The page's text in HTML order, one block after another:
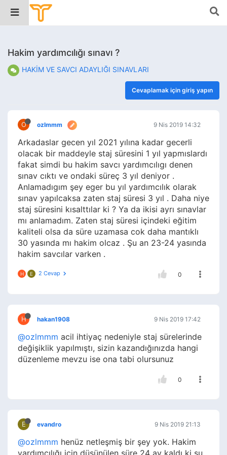
Hakim yardımcılığı sınavı ?
HAKİM VE SAVCI ADAYLIĞI SINAVLARI
Cevaplamak için giriş yapın
O ozlmmm 9 Nis 2019 14:32
Arkadaslar gecen yıl 2021 yılına kadar gecerli
olacak bir maddeyle staj süresini 1 yıl yapmıslardı
fakat simdi bu hakim savcı yardımcılıgı denen
sınav cıktı ve ondaki süreç 3 yıl deniyor .
Anlamadıgım şey eger bu yıl yardımcılık olarak
sınav yapılcaksa zaten staj süresi 3 yıl . Daha niye
staj süresini kısalttılar ki ? Ya da ikisi ayrı sınavlar
mı anlamadım. Zaten staj süresi içindeki eğitim
kaliteli olsa da süre uzamasa cok daha mantıklı
30 yasında mı hakim olcaz . Şu an 23-24 yasında
hakim savcılar varken .
H E 2 Cevap 0
H hakan1908 9 Nis 2019 17:42
@ozlmmm acil ihtiyaç nedeniyle staj sürelerinde
değişiklik yapılmıştı, sizin kazandığınızda hangi
düzenleme mevzu ise ona tabi olursunuz
0
E evandro 9 Nis 2019 21:13
@ozlmmm henüz netleşmiş bir şey yok. Hakim
yardımcılığı için düşünülen süre 24 ay kaldı ki şu